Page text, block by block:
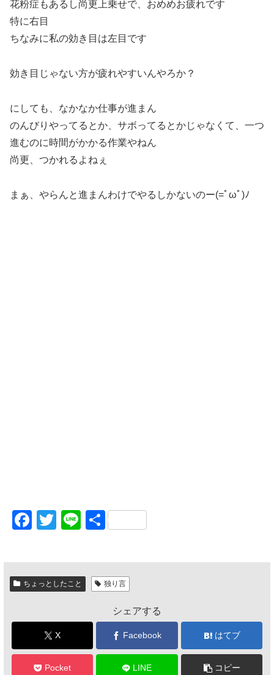
花粉症もあるし尚更上乗せで、おめめお疲れです
特に右目
ちなみに私の効き目は左目です
効き目じゃない方が疲れやすいんやろか？
にしても、なかなか仕事が進まん
のんびりやってるとか、サボってるとかじゃなくて、一つ
進むのに時間がかかる作業やねん
尚更、つかれるよねぇ
まぁ、やらんと進まんわけでやるしかないのー(=ﾟωﾟ)ﾉ
F
c
e
b
o
k
T
tt
er
Li
e
共
ちょっとしたこと 独り言
シェアする
X Facebook はてブ
Pocket LINE コピー